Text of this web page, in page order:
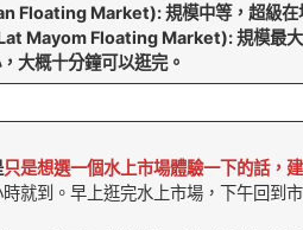
Floating Market): 規模中等，超級在
Mayom Floating Market): 規模最大
大概十分鐘可以逛完。
只是想選一個水上市場體驗一下的話，
就到。早上逛完水上市場，下午回到